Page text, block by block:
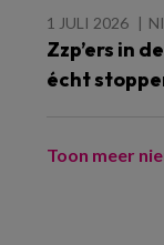
1 JULI 2026
Zzp’ers in
écht
Toon meer